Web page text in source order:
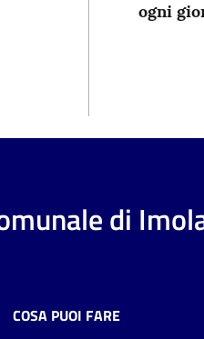
ogni
di
COSA PUOI FARE